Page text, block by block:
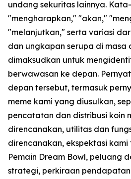
undang sekuritas lainnya.
"mengharapkan," "akan,"
"melanjutkan," serta variasi
dan ungkapan serupa di
dimaksudkan untuk
berwawasan ke depan.
depan tersebut, termasuk
meme kami yang diusulkan,
pencatatan dan distribusi koin
direncanakan, utilitas dan
direncanakan, ekspektasi kami
Pemain Dream Bowl, peluang
strategi, perkiraan